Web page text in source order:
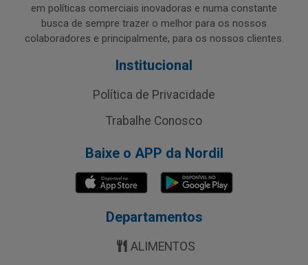
em políticas comerciais inovadoras e numa constante
busca de sempre trazer o melhor para os nossos
colaboradores e principalmente, para os nossos clientes.
Institucional
Política de Privacidade
Trabalhe Conosco
Baixe o APP da Nordil
Departamentos
ALIMENTOS